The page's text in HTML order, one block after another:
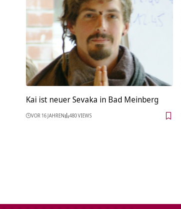
Kai ist neuer Sevaka in Bad Meinberg
VOR 16 JAHREN 480 VIEWS